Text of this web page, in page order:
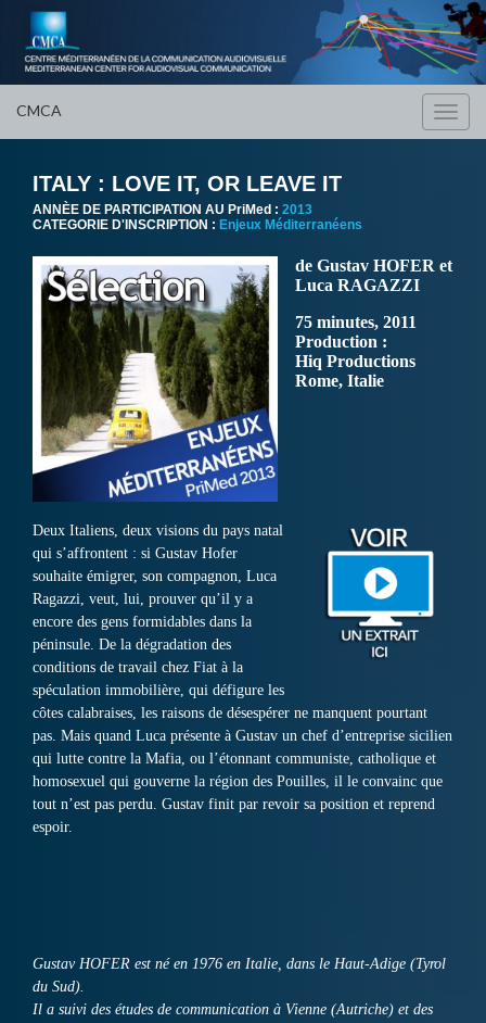
CMCA
ITALY : LOVE IT, OR LEAVE IT
ANNÈE DE PARTICIPATION AU PriMed : 2013
CATEGORIE D'INSCRIPTION : Enjeux Méditerranéens
de Gustav HOFER et
Luca RAGAZZI
75 minutes, 2011
Production :
Hiq Productions
Rome, Italie
Deux Italiens, deux visions du pays natal
qui s’affrontent : si Gustav Hofer
souhaite émigrer, son compagnon, Luca
Ragazzi, veut, lui, prouver qu’il y a
encore des gens formidables dans la
péninsule. De la dégradation des
conditions de travail chez Fiat à la
spéculation immobilière, qui défigure les
côtes calabraises, les raisons de désespérer ne manquent pourtant
pas. Mais quand Luca présente à Gustav un chef d’entreprise sicilien
qui lutte contre la Mafia, ou l’étonnant communiste, catholique et
homosexuel qui gouverne la région des Pouilles, il le convainc que
tout n’est pas perdu. Gustav finit par revoir sa position et reprend
espoir.
Gustav HOFER est né en 1976 en Italie, dans le Haut-Adige (Tyrol
du Sud).
Il a suivi des études de communication à Vienne (Autriche) et des